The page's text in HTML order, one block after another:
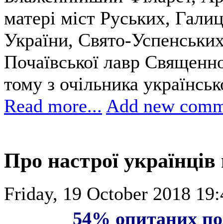
матері міст Руських,
України, Свято-
Почаївської лавр
тому з очільника
Read more... Add new
Про настрої
Friday, 19 October 2018
54% опитаних